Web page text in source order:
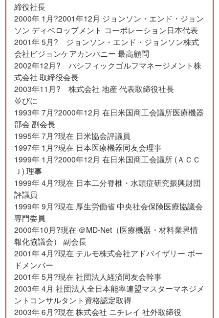
締役社長
2000年 1月?2001年12月 ジョンソン・エンド・ジョン
ソン ディベロップメント コーポレーション日本代表
2001年 5月? ジョンソン・エンド・ジョンソン株式
会社ビジョンケアカンパニー 最高顧問
2002年12月? パシフィックゴルフマネージメント株
式会社 取締役会長
2003年11月? 株式会社 地産 代表取締役社長
並びに
1993年 7月?2000年12月 在日米国商工会議所医療機器
部会 副会長
1995年 7月?現在 日米協会評議員
1997年 1月?現在 日本医療機器同友会理事
1999年 1月?2000年12月 在日米国商工会議所 (ＡＣＣ
Ｊ) 理事
1999年 4月?現在 日本二分脊椎・水頭症研究振興財団
評議員
1999年 9月?現在 厚生労働省 中央社会保険医療協議会
専門委員
2000年10月?現在 ＠MD-Net（医療機器・材料業界情
報化協議会） 副会長
2001年 4月?現在 テルモ株式会社アドバイザリー ボー
ドメンバー
2001年 5月?現在 社団法人経済同友会幹事
2003年 4月 社団法人全日本能率連盟マスターマネジメ
ントコンサルタント資格認定取得
2003年 6月?現在 株式会社 ニチレイ 社外取締役